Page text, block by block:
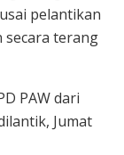
pelantikan
secara terang
PAW dari
Jumat